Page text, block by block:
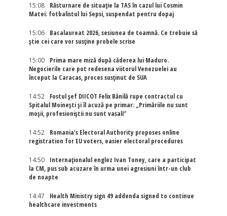
15:08
Răsturnare de situație la TAS în cazul lui Cosmin
Matei: fotbalistul lui Sepsi, suspendat pentru dopaj
15:06
Bacalaureat 2026, sesiunea de toamnă. Ce trebuie să
știe cei care vor susține probele scrise
15:00
Prima mare miză după căderea lui Maduro.
Negocierile care pot redesena viitorul Venezuelei au
început la Caracas, proces susținut de SUA
14:52
Fostul șef DIICOT Felix Bănilă rupe contractul cu
Spitalul Moinești și îl acuză pe primar: „Primăriile nu sunt
moșii, profesioniștii nu sunt vasali”
14:52
Romania's Electoral Authority proposes online
registration for EU voters, easier electoral procedures
14:50
Internaţionalul englez Ivan Toney, care a participat
la CM, pus sub acuzare în urma unei agresiuni într-un club
de noapte
14:47
Health Ministry sign 49 addenda signed to continue
healthcare investments